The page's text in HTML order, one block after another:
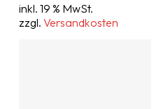
inkl. 19 % MwSt.
zzgl. Versandkosten